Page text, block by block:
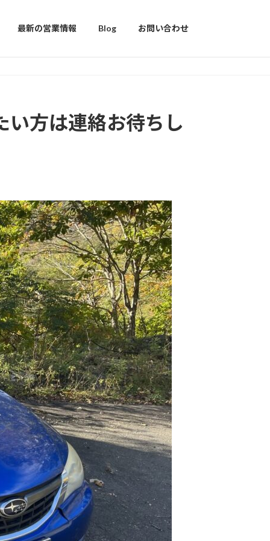
最新の営業情報 Blog お問い合わせ
い方は連絡お待ちし